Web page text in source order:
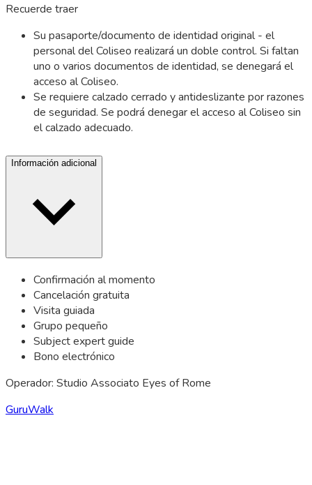
Recuerde traer
Su pasaporte/documento de identidad original - el
personal del Coliseo realizará un doble control. Si faltan
uno o varios documentos de identidad, se denegará el
acceso al Coliseo.
Se requiere calzado cerrado y antideslizante por razones
de seguridad. Se podrá denegar el acceso al Coliseo sin
el calzado adecuado.
Información adicional
Confirmación al momento
Cancelación gratuita
Visita guiada
Grupo pequeño
Subject expert guide
Bono electrónico
Operador: Studio Associato Eyes of Rome
GuruWalk